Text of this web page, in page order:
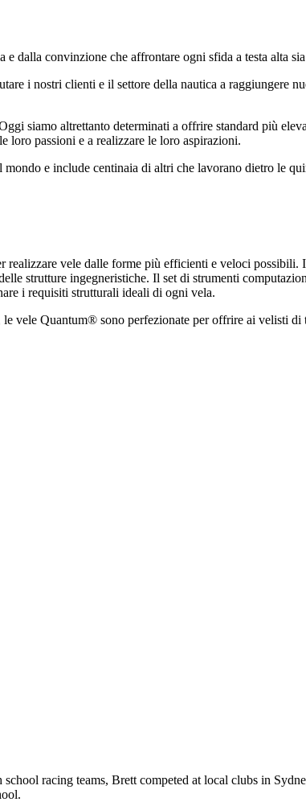
dalla convinzione che affrontare ogni sfida a testa alta
i nostri clienti e il settore della nautica a raggiungere
siamo altrettanto determinati a offrire standard più
loro passioni e a realizzare le loro aspirazioni.
e include centinaia di altri che lavorano dietro le
vele dalle forme più efficienti e veloci
strutture ingegneristiche. Il set di strumenti
i requisiti strutturali ideali di ogni vela.
vele Quantum® sono perfezionate per offrire ai velisti
racing teams, Brett competed at local clubs in